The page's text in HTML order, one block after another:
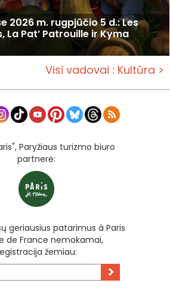
2026 m. rugpjūčio 5 d.: Les
La Pat’ Patrouille ir Kyma
Visi vadovai : Kultūra >
Paryžiaus turizmo biuro
partnerė:
geriausius patarimus à Paris
de France nemokamai,
žemiau:
>